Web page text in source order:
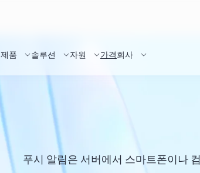
제품 솔루션 자원 가격회사
푸시 알림은 서버에서 스마트폰이나